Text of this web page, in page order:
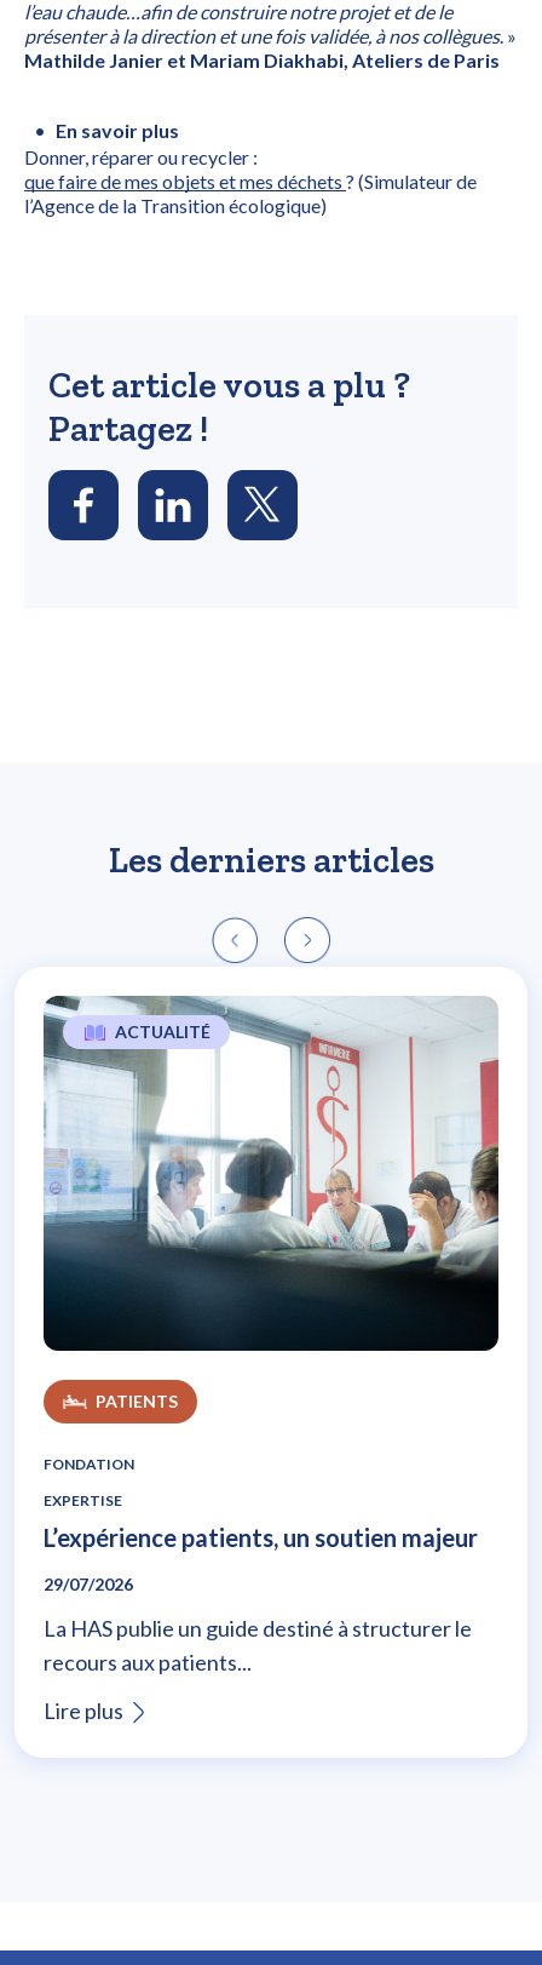
l’eau chaude…afin de construire notre projet et de le
présenter à la direction et une fois validée, à nos collègues. »
Mathilde Janier et Mariam Diakhabi, Ateliers de Paris
En savoir plus
Donner, réparer ou recycler :
que faire de mes objets et mes déchets ? (Simulateur de
l’Agence de la Transition écologique)
Cet article vous a plu ?
Partagez !
Les derniers articles
ACTUALITÉ
PATIENTS
FONDATION
EXPERTISE
L’expérience patients, un soutien majeur
29/07/2026
La HAS publie un guide destiné à structurer le
recours aux patients...
Lire plus